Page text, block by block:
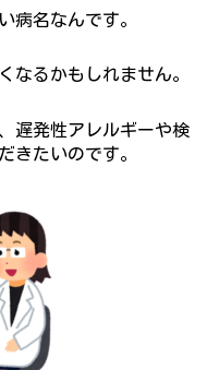
病名なんです。
なるかもしれません。
遅発性アレルギーや検
きたいのです。